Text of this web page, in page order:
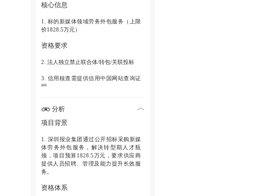
核心信息
1. 标的 新媒体领域劳务外包服务（上限
价1828.5万元）
资格要求
2. 法人独立禁止联合体/转包/关联投标
3. 信用核查需提供信用中国网站查询证
明
备案凭证
时效节点
5. 报名截止2026年5月26日1100（线上/
线下双渠道）
6. 投标截止2026年6月3日1430（现场/邮
寄递交）
文件说明
分析
项目背景
1. 深圳报业集团通过公开招标采购新媒
体劳务外包服务，解决转型期人才瓶
颈，项目预算1828.5万元，要求供应商
提供人员招聘、管理及能力提升长效服
务。
资格体系